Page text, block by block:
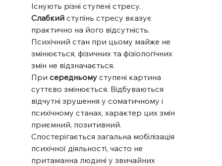
Існують різні ступені стресу.
Слабкий ступінь стресу вказує
практично на його відсутність.
Психічний стан при цьому майже не
змінюється, фізичних та фізіологічних
змін не відзначається.
При середньому ступені картина
суттєво змінюється. Відбуваються
відчутні зрушення у соматичному і
психічному станах, характер цих змін
приємний, позитивний.
Спостерігається загальна мобілізація
психічної діяльності, часто не
притаманна людині у звичайних